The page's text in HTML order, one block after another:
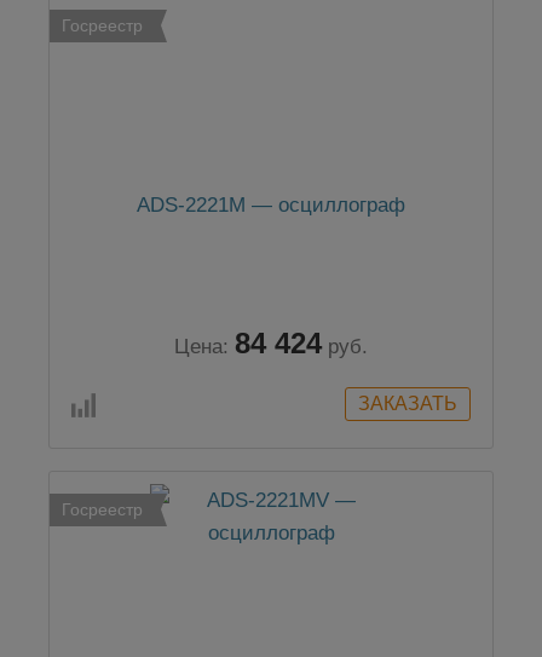
Госреестр
ADS-2221M — осциллограф
Цена: 84 424 руб.
Госреестр